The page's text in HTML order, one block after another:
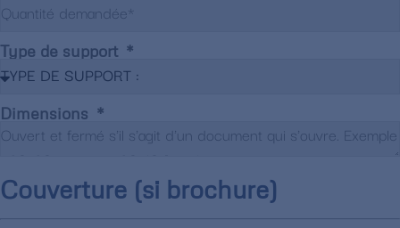
Type de support
Dimensions
Couverture (si brochure)